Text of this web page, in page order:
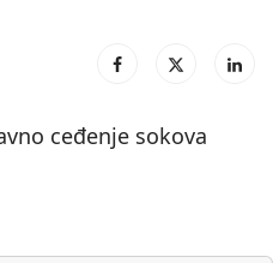
ceđenje sokova